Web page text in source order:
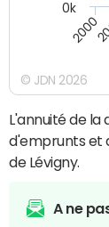
2000
0k
© JDN 2026
L'annuité de
d'emprunts et
de Lévigny.
A ne